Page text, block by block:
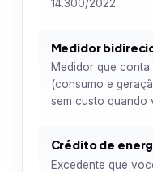
14.300/2022.
Medidor
Medidor que
(consumo e
sem custo quando
Crédito de
Excedente que